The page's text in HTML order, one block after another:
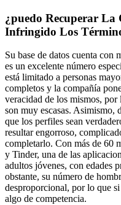
¿puedo Recuperar La
Infringido Los
Su base de datos cuenta con
es un excelente número
está limitado a personas
completos y la compañía
veracidad de los mismos,
son muy escasas. Asimismo,
que los perfiles sean
resultar engorroso,
completarlo. Con más de 60
y Tinder, una de las
adultos jóvenes, con edades
obstante, su número de
desproporcional, por lo que
algo de competencia.